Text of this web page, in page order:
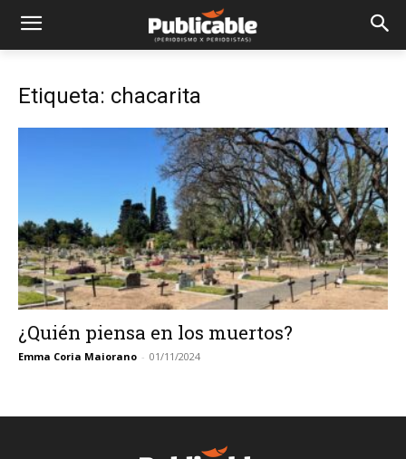
Etiqueta: chacarita
¿Quién piensa en los muertos?
Emma Coria Maiorano - 01/11/2024